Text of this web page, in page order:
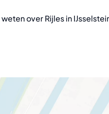
over Rijles in